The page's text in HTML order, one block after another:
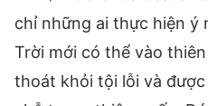
chỉ những ai thực hiện ý
Trời mới có thể vào
thoát khỏi tội lỗi và